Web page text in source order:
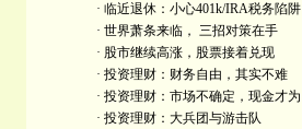
· 临近退休：小心401k/IRA税务陷阱
· 世界萧条来临， 三招对策在手
· 股市继续高涨，股票接着兑现
· 投资理财：财务自由，其实不难
· 投资理财：市场不确定，现金才为
· 投资理财：大兵团与游击队